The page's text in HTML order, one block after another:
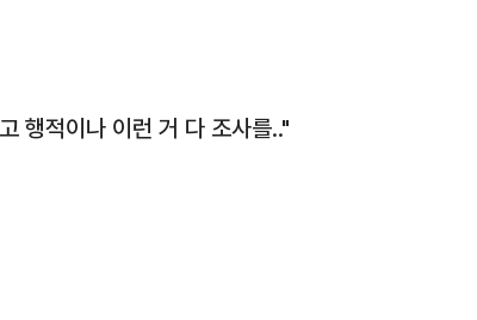
행적이나 이런 거 다 조사를.."